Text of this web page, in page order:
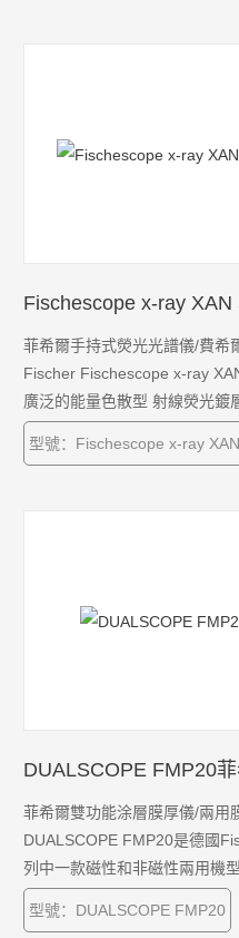
菲希爾手持式熒光光譜儀/費希
Fischer Fischescope x-ray
廣泛的能量色散型 射線熒光鍍
于鍍層厚度的無損測量及材料
進料檢驗和生產流程監控。
型號：Fischescope x-ray
DUALSCOPE FMP20
菲希爾雙功能涂層膜厚儀/兩用
DUALSCOPE FMP20是德國
列中一款磁性和非磁性兩用機
過70個可選探頭，您將找到適
案。不同的測試方法保證了鋼
型號：DUALSCOPE FMP20